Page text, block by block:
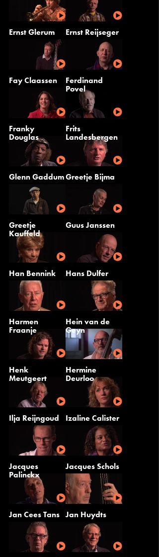
Ernst Glerum Ernst Reijseger
Fay Claassen
Ferdinand
Povel
Franky
Douglas
Frits
Landesbergen
Glenn GaddumGreetje Bijma
Greetje
Kauffeld
Guus Janssen
Han Bennink Hans Dulfer
Harmen
Fraanje
Hein van de
Geyn
Henk
Meutgeert
Hermine
Deurloo
Ilja Reijngoud Izaline Calister
Jacques
Palinckx
Jacques Schols
Jan Cees Tans Jan Huydts